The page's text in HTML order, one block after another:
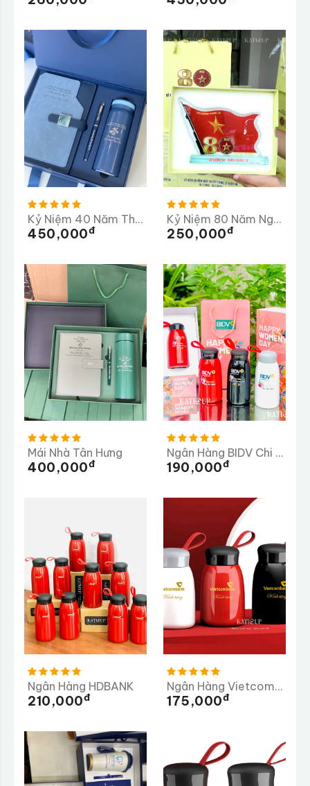
Kỷ Niệm 40 Năm Thành Lập Trường PTTH Lộc Thanh 1985-2025
450,000Đ
Kỷ Niệm 80 Năm Ngày Truyền Thống Lữ Đoàn 98
250,000Đ
Mái Nhà Tân Hưng
400,000Đ
Ngân Hàng BIDV Chi Nhánh Dung Quất
190,000Đ
Ngân Hàng HDBANK
210,000Đ
Ngân Hàng Vietcombank
175,000Đ